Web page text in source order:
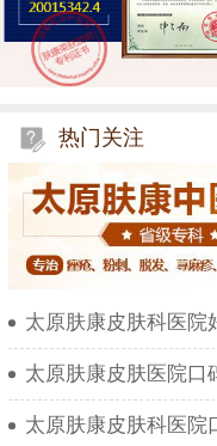
热门关注
太原肤康皮肤科医院
太原肤康皮肤医院口
太原肤康皮肤科医院